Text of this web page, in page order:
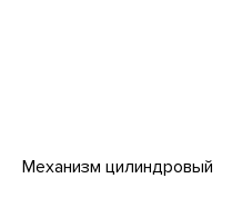
Механизм цилиндровый